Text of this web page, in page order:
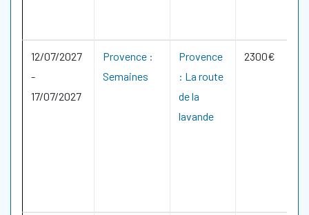
12/07/2027
-
17/07/2027
Provence :
Semaines
Provence
: La route
de la
lavande
2300€